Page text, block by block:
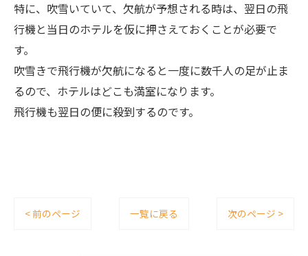
特に、吹雪いていて、欠航が予想される時は、翌日の飛
行機と当日のホテルを仮に押さえておくことが必要で
す。
吹雪きで飛行機が欠航になると一度に数千人の足が止ま
るので、ホテルはどこも満室になります。
飛行機も翌日の便に殺到するのです。
< 前のページ 一覧に戻る 次のページ >